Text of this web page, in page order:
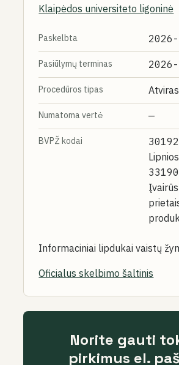
Klaipėdos universiteto ligoninė
Paskelbta
Pasiūlymų terminas
Procedūros tipas
Numatoma vertė —
BVPŽ kodai
Informaciniai lipdukai vaistų
Oficialus skelbimo šaltinis
Norite gauti
pirkimus el.